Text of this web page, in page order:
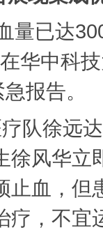
量已达
华中科
报告。
队徐远
徐风华立
止血，但
疗，不宜